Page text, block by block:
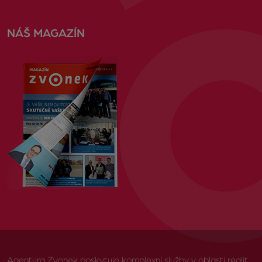
NÁŠ MAGAZÍN
Agentura Zvonek poskytuje komplexní služby v oblasti realit,